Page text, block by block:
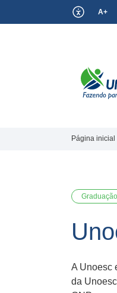
A+
Página inicial
Graduação
A Unoesc
da